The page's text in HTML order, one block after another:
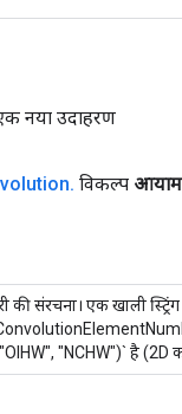
नया उदाहरण
. विकल्प
संरचना। एक खाली स्ट्रिंग
"OIHW", "NCHW")` है